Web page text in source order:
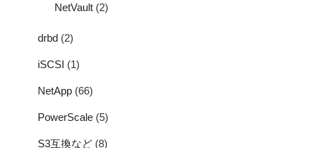
NetVault (2)
drbd (2)
iSCSI (1)
NetApp (66)
PowerScale (5)
S3互換など (8)